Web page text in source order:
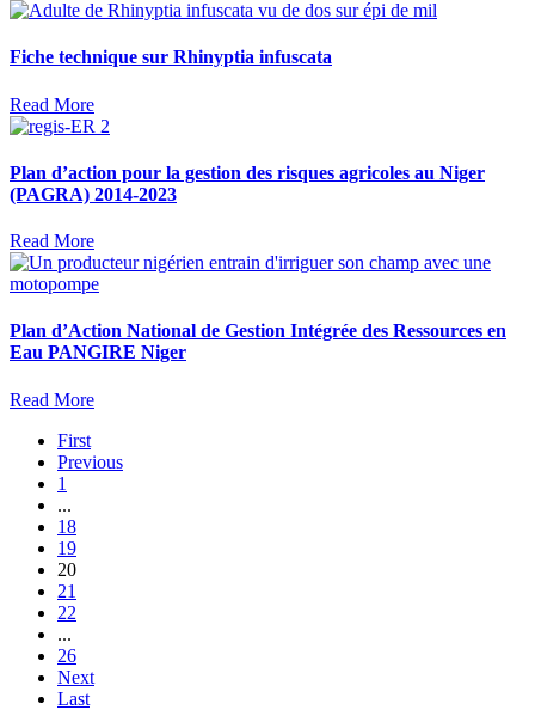
Fiche technique sur Rhinyptia infuscata
Read More
Plan d’action pour la gestion des risques agricoles au Niger
(PAGRA) 2014-2023
Read More
Plan d’Action National de Gestion Intégrée des Ressources en
Eau PANGIRE Niger
Read More
First
Previous
1
...
18
19
20
21
22
...
26
Next
Last